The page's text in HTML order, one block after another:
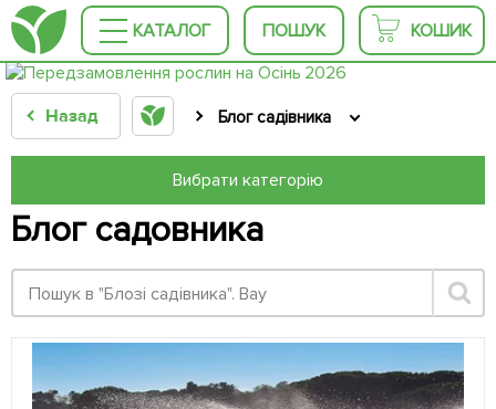
КАТАЛОГ ПОШУК КОШИК
Назад Блог садівника
Вибрати категорію
Блог садовника